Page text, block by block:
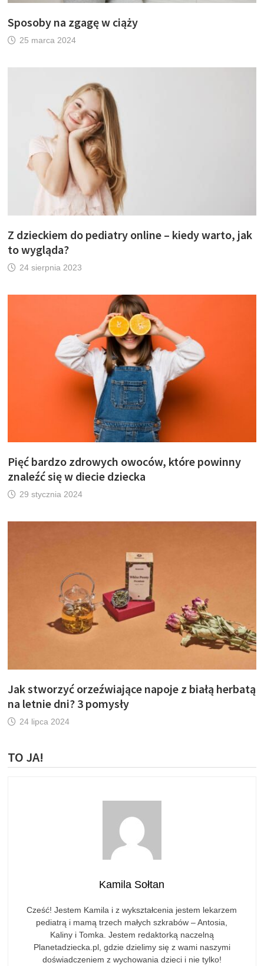
Sposoby na zgagę w ciąży
25 marca 2024
Z dzieckiem do pediatry online – kiedy warto, jak
to wygląda?
24 sierpnia 2023
Pięć bardzo zdrowych owoców, które powinny
znaleźć się w diecie dziecka
29 stycznia 2024
Jak stworzyć orzeźwiające napoje z białą herbatą
na letnie dni? 3 pomysły
24 lipca 2024
TO JA!
Kamila Sołtan
Cześć! Jestem Kamila i z wykształcenia jestem lekarzem
pediatrą i mamą trzech małych szkrabów – Antosia,
Kaliny i Tomka. Jestem redaktorką naczelną
Planetadziecka.pl, gdzie dzielimy się z wami naszymi
doświadczeniem z wychowania dzieci i nie tylko!